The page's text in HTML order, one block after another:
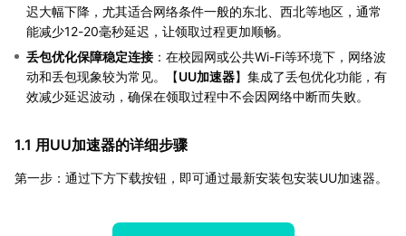
迟大幅下降，尤其适合网络条件一般的东北、西北等地区，通常
能减少12-20毫秒延迟，让领取过程更加顺畅。
丢包优化保障稳定连接 ：在校园网或公共Wi-Fi等环境下，网络波
动和丢包现象较为常见。【UU加速器】集成了丢包优化功能，有
效减少延迟波动，确保在领取过程中不会因网络中断而失败。
1.1 用UU加速器的详细步骤
第一步：通过下方下载按钮，即可通过最新安装包安装UU加速器。